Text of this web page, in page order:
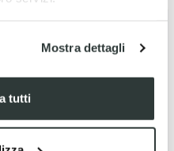
Mostra dettagli
tutti